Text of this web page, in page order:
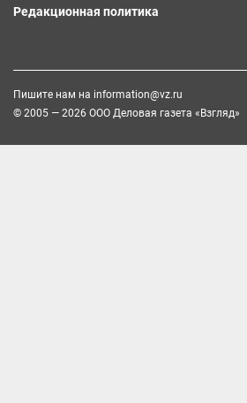
Редакционная политика
Пишите нам на information@vz.ru
© 2005 — 2026 ООО Деловая газета «Взгляд»